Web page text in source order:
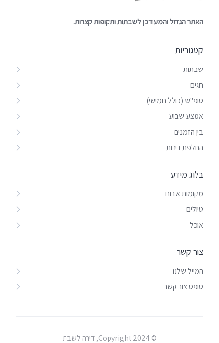
האתר הגדול והמעודכן לשבתות ותקופות קצרות.
קטגוריות
שבתות
חגים
סופ"ש (כולל חמישי)
אמצע שבוע
בין הזמנים
החלפת דירות
בלוג מידע
מקומות אירוח
טיולים
אוכל
צור קשר
המייל שלנו
טופס צור קשר
© Copyright 2024, דירה לשבת